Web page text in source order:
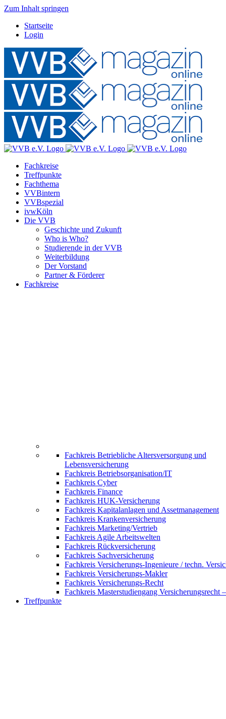
Zum Inhalt springen
Startseite
Login
Fachkreise
Treffpunkte
Fachthema
VVBintern
VVBspezial
ivwKöln
Die VVB
Geschichte und Zukunft
Who is Who?
Studierende in der VVB
Weiterbildung
Der Vorstand
Partner & Förderer
Fachkreise
Fachkreis Betriebliche Altersversorgung und
Lebensversicherung
Fachkreis Betriebsorganisation/IT
Fachkreis Cyber
Fachkreis Finance
Fachkreis HUK-Versicherung
Fachkreis Kapitalanlagen und Assetmanagement
Fachkreis Krankenversicherung
Fachkreis Marketing/Vertrieb
Fachkreis Agile Arbeitswelten
Fachkreis Rückversicherung
Fachkreis Sachversicherung
Fachkreis Versicherungs-Ingenieure / techn.
Fachkreis Versicherungs-Makler
Fachkreis Versicherungs-Recht
Fachkreis Masterstudiengang Versicherungsrecht
Treffpunkte